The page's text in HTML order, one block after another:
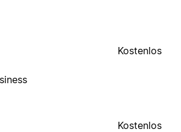
Kostenlos
Kostenlos